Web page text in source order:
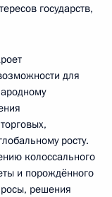
государств,
для
росту.
колоссального
и порождённого
решения